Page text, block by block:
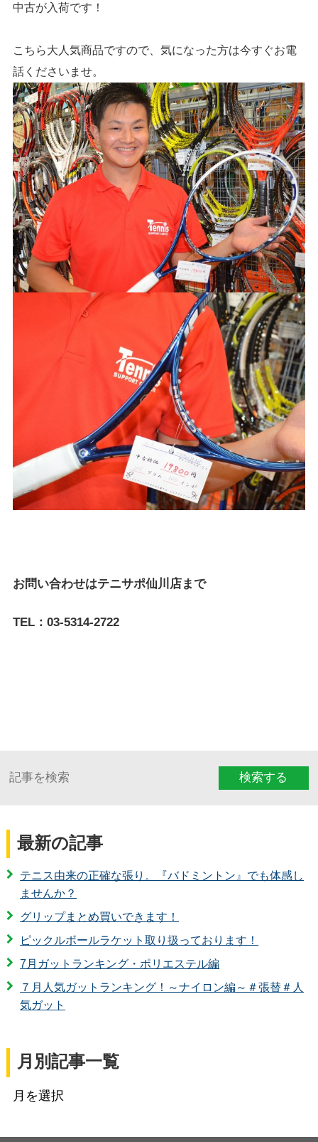
中古が入荷です！
こちら大人気商品ですので、気になった方は今すぐお電
話くださいませ。
お問い合わせはテニサポ仙川店まで
TEL：03-5314-2722
検索する
最新の記事
テニス由来の正確な張り。『バドミントン』でも体感し
ませんか？
グリップまとめ買いできます！
ピックルボールラケット取り扱っております！
7月ガットランキング・ポリエステル編
７月人気ガットランキング！～ナイロン編～＃張替＃人
気ガット
月別記事一覧